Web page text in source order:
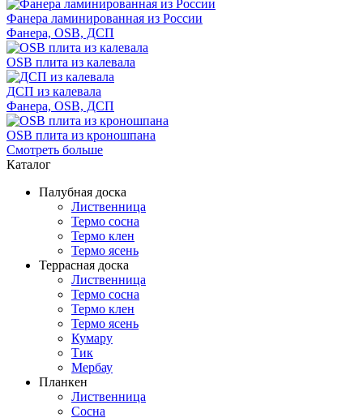
Фанера ламинированная из России
Фанера, OSB, ДСП
OSB плита из калевала
ДСП из калевала
Фанера, OSB, ДСП
OSB плита из кроношпана
Смотреть больше
Каталог
Палубная доска
Лиственница
Термо сосна
Термо клен
Термо ясень
Террасная доска
Лиственница
Термо сосна
Термо клен
Термо ясень
Кумару
Тик
Мербау
Планкен
Лиственница
Сосна